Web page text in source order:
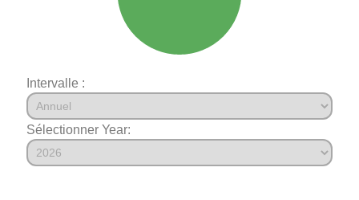
Intervalle :
Sélectionner Year: